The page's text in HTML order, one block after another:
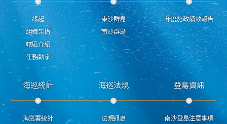
緣起
組織架構
轄區介紹
任務執掌
東沙群島
南沙群島
年度施政績效報告
海巡統計
海巡署統計
海巡法規
法規訊息
登島資訊
南沙登島注意事項